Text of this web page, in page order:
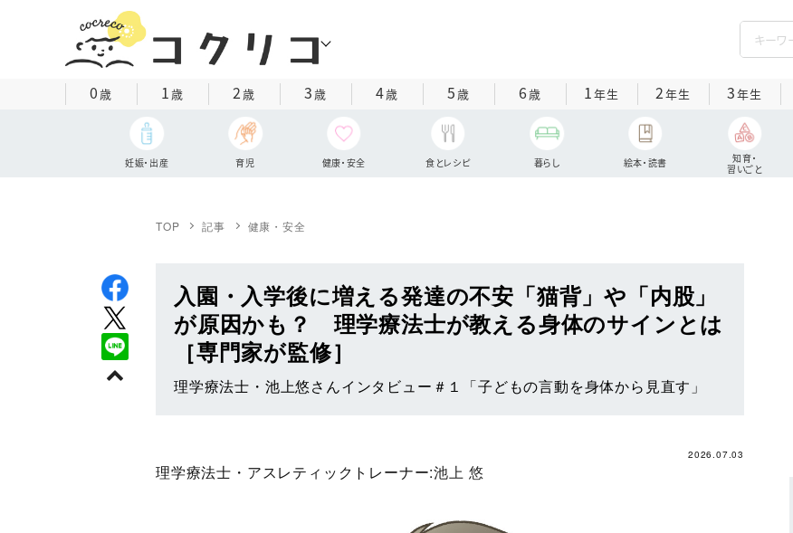
0歳 1歳 2歳 3歳 4歳 5歳 6歳 1年生 2年生 3年生
妊娠・出産 育児 健康・安全 食とレシピ 暮らし 絵本・読書
知育・
習いごと
TOP 記事 健康・安全
入園・入学後に増える発達の不安「猫背」や「内股」
が原因かも？ 理学療法士が教える身体のサインとは
［専門家が監修］
理学療法士・池上悠さんインタビュー＃１「子どもの言動を身体から見直す」
2026.07.03
理学療法士・アスレティックトレーナー:池上 悠